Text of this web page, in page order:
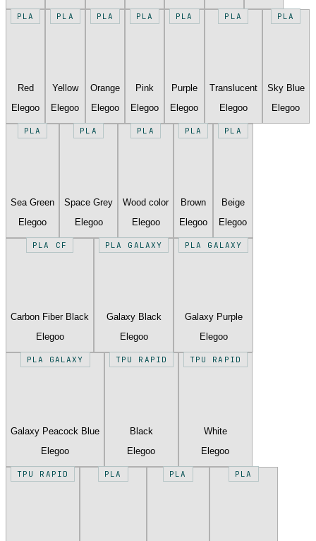
PLA
Red
Elegoo
PLA
Yellow
Elegoo
PLA
Orange
Elegoo
PLA
Pink
Elegoo
PLA
Purple
Elegoo
PLA
Translucent
Elegoo
PLA
Sky Blue
Elegoo
PLA
Sea Green
Elegoo
PLA
Space Grey
Elegoo
PLA
Wood color
Elegoo
PLA
Brown
Elegoo
PLA
Beige
Elegoo
PLA CF
Carbon Fiber Black
Elegoo
PLA GALAXY
Galaxy Black
Elegoo
PLA GALAXY
Galaxy Purple
Elegoo
PLA GALAXY
Galaxy Peacock Blue
Elegoo
TPU RAPID
Black
Elegoo
TPU RAPID
White
Elegoo
TPU RAPID PLA PLA PLA